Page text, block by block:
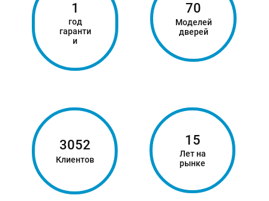
1
год
гаранти
и
70
Моделей
дверей
3052
Клиентов
15
Лет на
рынке